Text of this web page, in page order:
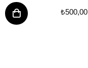
₺500,00